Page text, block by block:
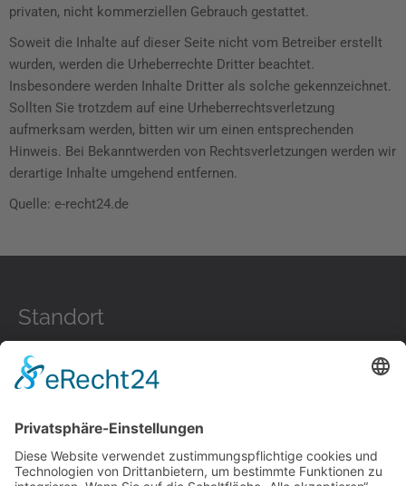
privaten, nicht kommerziellen Gebrauch gestattet.
Soweit die Inhalte auf dieser Seite nicht vom Betreiber erstellt
wurden, werden die Urheberrechte Dritter beachtet.
Insbesondere werden Inhalte Dritter als solche gekennzeichnet.
Sollten Sie trotzdem auf eine Urheberrechtsverletzung
aufmerksam werden, bitten wir um einen entsprechenden
Hinweis. Bei Bekanntwerden von Rechtsverletzungen werden wir
derartige Inhalte umgehend entfernen.
Quelle: e-recht24.de
Standort
Eichwerder Straße 66
16225 Eberswalde
Kontakt
Öffnungszeiten: